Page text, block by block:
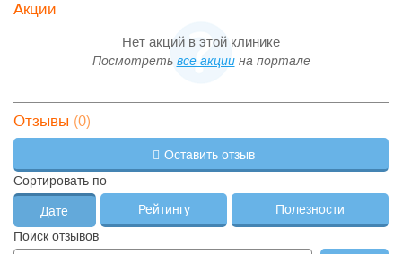
Акции
Нет акций в этой клинике
Посмотреть все акциина портале
Отзывы (0)
Оставить отзыв
Сортировать по
Дате Рейтингу
Полезности
Поиск отзывов